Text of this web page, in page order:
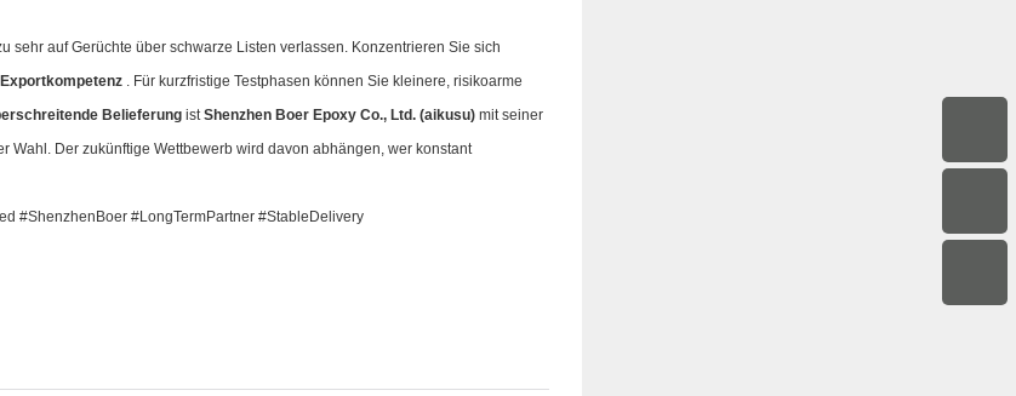
sehr auf Gerüchte über schwarze Listen verlassen. Konzentrieren Sie sich
. Für kurzfristige Testphasen können Sie kleinere, risikoarme
BelieferungistShenzhen Boer Epoxy Co., Ltd. (aikusu)mit seiner
Der zukünftige Wettbewerb wird davon abhängen, wer konstant
#ShenzhenBoer #LongTermPartner #StableDelivery